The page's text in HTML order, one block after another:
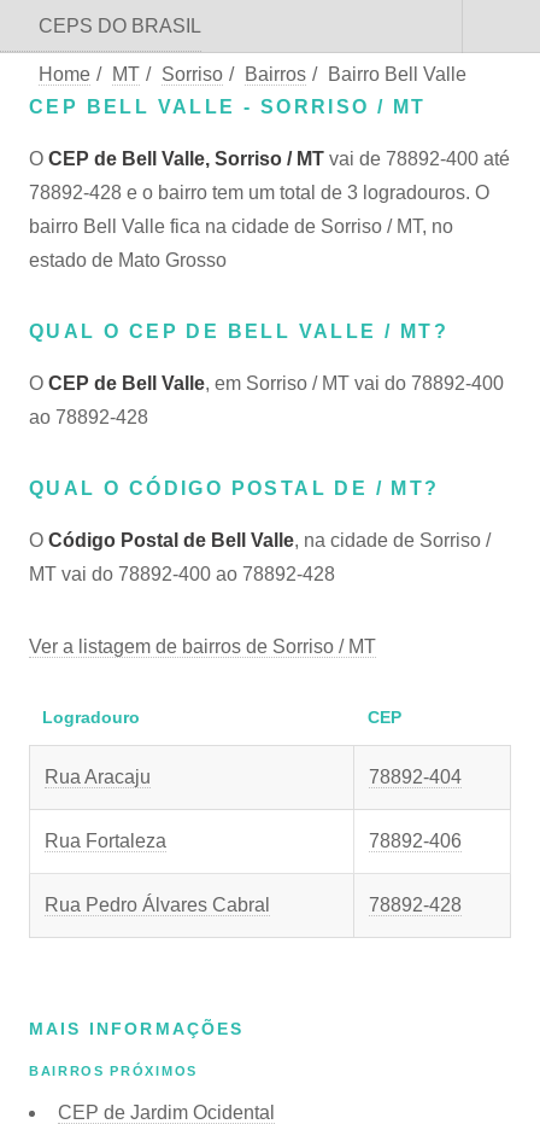
CEPS DO BRASIL
Home / MT / Sorriso / Bairros /
Bairro Bell Valle
CEP BELL VALLE - SORRISO / MT
O CEP de Bell Valle, Sorriso / MT vai de 78892-400 até
78892-428 e o bairro tem um total de 3 logradouros. O
bairro Bell Valle fica na cidade de Sorriso / MT, no
estado de Mato Grosso
QUAL O CEP DE BELL VALLE / MT?
O CEP de Bell Valle, em Sorriso / MT vai do 78892-400
ao 78892-428
QUAL O CÓDIGO POSTAL DE / MT?
O Código Postal de Bell Valle, na cidade de Sorriso /
MT vai do 78892-400 ao 78892-428
Ver a listagem de bairros de Sorriso / MT
Logradouro CEP
Rua Aracaju 78892-404
Rua Fortaleza 78892-406
Rua Pedro Álvares Cabral 78892-428
MAIS INFORMAÇÕES
BAIRROS PRÓXIMOS
CEP de Jardim Ocidental